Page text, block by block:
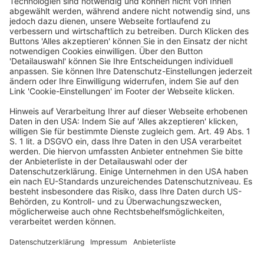
Der BGH hat mit
Beschluss vom 15.12.2020 – XI ZB 24/16 – entschieden:
a) Für den Haftungsausschluss des § 46 Abs. 2 Nr. 2
BörsG aF hat der Anspruchsgegner darzulegen und zu
beweisen, dass sich die dem unrichtig prospektierten
Sachverhalt innewohnenden Risiken nach dem Erwerb
entweder nicht realisiert haben oder dass sich die
Risiken zwar realisiert haben, dies jedoch ohne Einfluss
auf eine nach dem Erwerb eingetretene
Börsenpreisminderung geblieben ist.
b) Zum Nachweis des Haftungsausschlusses des § 46
Abs. 2 Nr. 2 BörsG aF ist der Vollbeweis zu erbringen (
§ 286 ZPO). Das erleichterte Beweismaß des
§ 287 ZPO
findet keine Anwendung.
c) Zur Widerlegung der Kausalitätsvermutung des § 46
Abs. 2 Nr. 1 BörsG aF hat der Anspruchsgegner den
individuelle Erwerbsentschluss nicht durch den